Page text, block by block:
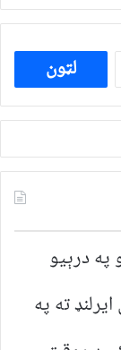
ددی
لپاره
لټون:
په درېیو
ته په